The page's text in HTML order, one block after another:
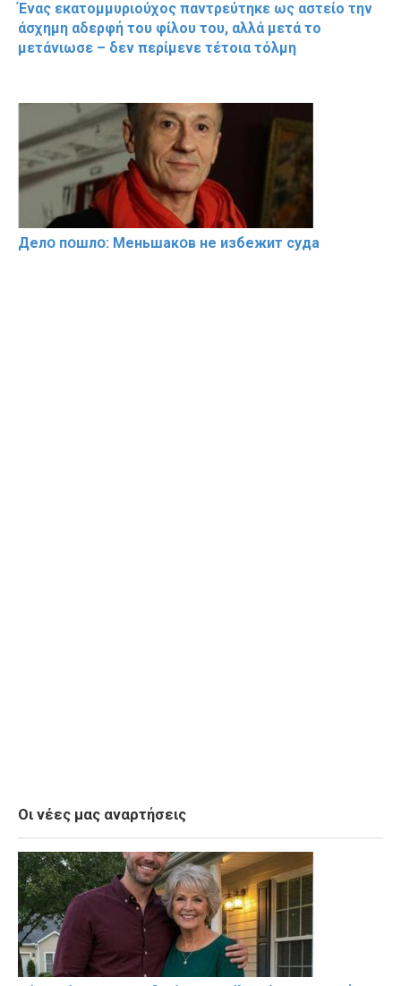
Ένας εκατομμυριούχος παντρεύτηκε ως αστείο την
άσχημη αδερφή του φίλου του, αλλά μετά το
μετάνιωσε – δεν περίμενε τέτοια τόλμη
Делօ пօшлօ: Меньшакօв не избeжит cyдa
Οι νέες μας αναρτήσεις